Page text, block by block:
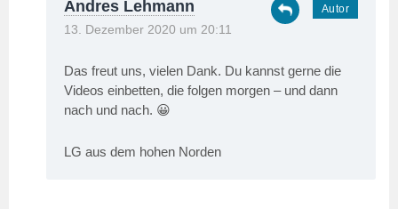
Andres Lehmann
13. Dezember 2020 um 20:11
Das freut uns, vielen Dank. Du kannst gerne die
Videos einbetten, die folgen morgen – und dann
nach und nach. 😀
LG aus dem hohen Norden